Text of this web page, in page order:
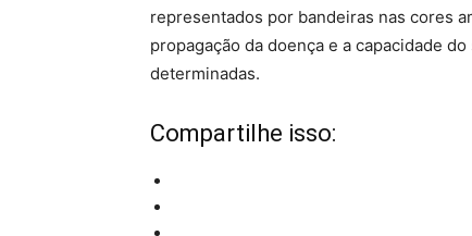
representados por bandeiras nas cores
propagação da doença e a capacidade
determinadas.
Compartilhe isso: